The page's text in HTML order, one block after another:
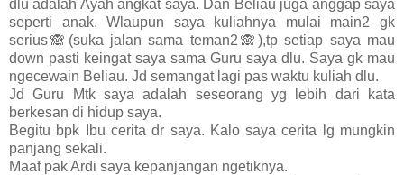
dlu adalah Ayah angkat saya. Dan Beliau juga anggap saya
seperti anak. Wlaupun saya kuliahnya mulai main2 gk
serius🙈(suka jalan sama teman2🙈),tp setiap saya mau
down pasti keingat saya sama Guru saya dlu. Saya gk mau
ngecewain Beliau. Jd semangat lagi pas waktu kuliah dlu.
Jd Guru Mtk saya adalah seseorang yg lebih dari kata
berkesan di hidup saya.
Begitu bpk Ibu cerita dr saya. Kalo saya cerita lg mungkin
panjang sekali.
Maaf pak Ardi saya kepanjangan ngetiknya.